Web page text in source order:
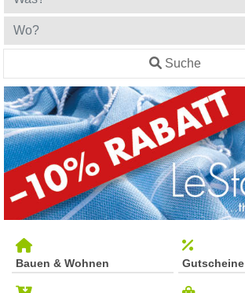
Suche
Bauen & Wohnen Gutscheine